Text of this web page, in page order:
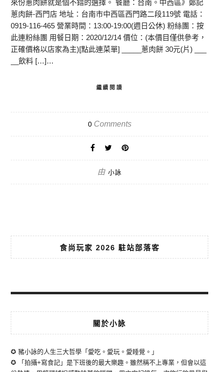
來份蔥肉餅就是個不錯的選擇。 餐廳：台南。中西區》鄭記
蔥肉餅-西門店 地址：台南市中西區西門路二段119號 電話：
0919-116-465 營業時間：13:00-19:00(週日公休) 粉絲團：按
此連粉絲團 用餐日期：2020/12/14 價位：(本價目僅供參考，
正確價格以店家為主)[點此連菜單] _____蔥肉餅 30元(片) ___
__飲料 […]…
繼續閱讀
0Comments
由 小詠
食尚玩家 2026 駐站部落客
關於小詠
✪ 豬小詠的人生三大哲學「愛吃。愛玩。愛睡覺。」
✪ 「拍攝+寫食記」是下班後的最大樂趣。雖然稱不上專業，但會以這